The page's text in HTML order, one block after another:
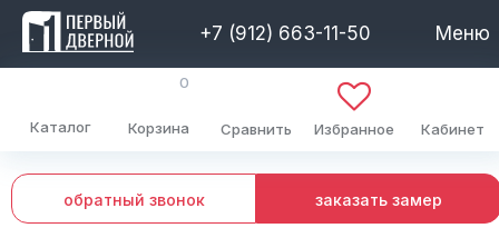
+7 (912) 663-11-50 Меню
Каталог
0
Корзина Сравнить Избранное Кабинет
обратный звонок заказать замер